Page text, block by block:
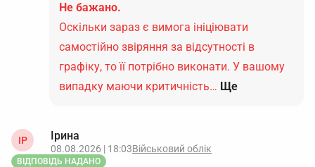
Не бажано.
Оскільки зараз є вимога ініціювати
самостійно звіряння за відсутності в
графіку, то її потрібно виконати. У вашому
випадку маючи критичність… Ще
ІР Ірина
08.08.2026 | 18:03Військовий облік
ВІДПОВІДЬ НАДАНО